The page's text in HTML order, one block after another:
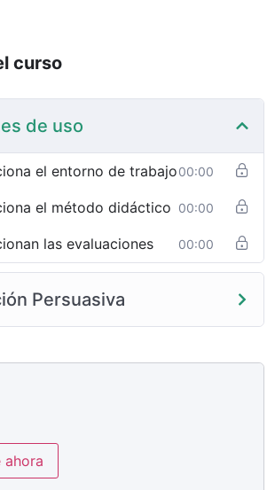
curso
de uso
el entorno de trabajo00:00
el método didáctico 00:00
las evaluaciones 00:00
Persuasiva
ahora